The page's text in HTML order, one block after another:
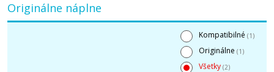
Originálne náplne
Kompatibilné (1)
Originálne (1)
Všetky (2)